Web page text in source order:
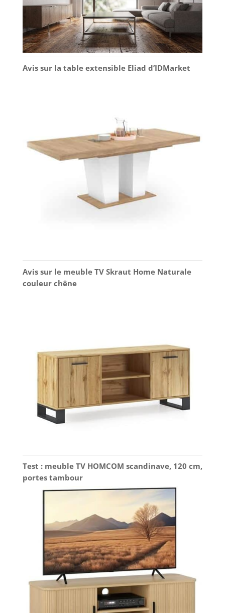
Avis sur la table extensible Eliad d’IDMarket
Avis sur le meuble TV Skraut Home Naturale
couleur chêne
Test : meuble TV HOMCOM scandinave, 120 cm,
portes tambour